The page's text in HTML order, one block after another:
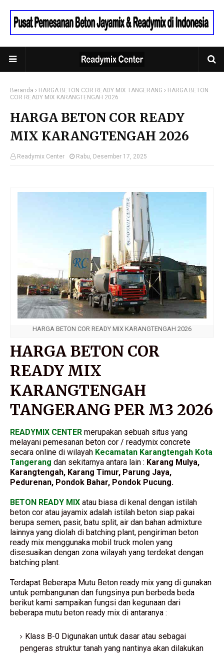
Beranda HARGA BETON COR READY MIX TANGERANG
HARGA BETON
COR READY MIX KARANGTENGAH 2026
HARGA BETON COR READY
MIX KARANGTENGAH 2026
Readymix Center Rabu, Desember 17, 2025
HARGA BETON COR READY MIX KARANGTENGAH 2026
HARGA BETON COR
READY MIX
KARANGTENGAH
TANGERANG PER M3 2026
READYMIX CENTER merupakan sebuah situs yang
melayani pemesanan beton cor / readymix concrete
secara online di wilayah Kecamatan Karangtengah Kota
Tangerang dan sekitarnya antara lain : Karang Mulya,
Karangtengah, Karang Timur, Parung Jaya,
Pedurenan, Pondok Bahar, Pondok Pucung.
BETON READY MIX atau biasa di kenal dengan istilah
beton cor atau jayamix adalah istilah beton siap pakai
berupa semen, pasir, batu split, air dan bahan admixture
lainnya yang diolah di batching plant, pengiriman beton
ready mix menggunaka mobil truck molen yang
disesuaikan dengan zona wilayah yang terdekat dengan
batching plant.
Terdapat Beberapa Mutu Beton ready mix yang di gunakan
untuk pembangunan dan fungsinya pun berbeda beda
berikut kami sampaikan fungsi dan kegunaan dari
beberapa mutu beton ready mix di antaranya :
Klass B-0 Digunakan untuk dasar atau sebagai
pengeras struktur tanah yang nantinya akan dilakukan